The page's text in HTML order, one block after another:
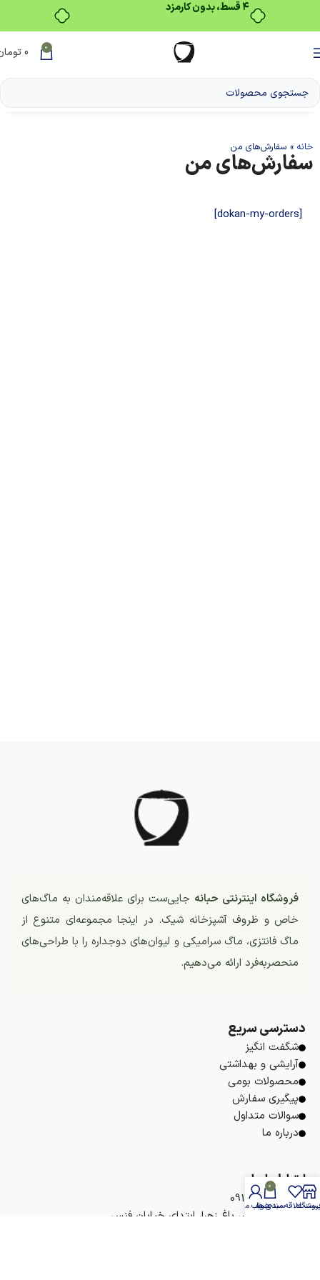
۴ قسط، بدون کارمزد
0
0
خانه » سفارش‌های من
سفارش‌های من
[dokan-my-orders]
فروشگاه اینترنتی حبانه جایی‌ست برای علاقه‌مندان به ماگ‌های
خاص و ظروف آشپزخانه شیک. در اینجا مجموعه‌ای متنوع از
ماگ فانتزی، ماگ سرامیکی و لیوان‌های دوجداره را با طراحی‌های
منحصربه‌فرد ارائه می‌دهیم.
دسترسی سریع
شگفت انگیز
آرایشی و بهداشتی
محصولات بومی
پیگیری سفارش
سوالات متداول
درباره ما
ارتباط با ما
09177736737
آدرس: بوشهر، باغ زهرا، ابتدای خیابان فنس
علاقه مندی ها
0
سبد خرید
حساب من